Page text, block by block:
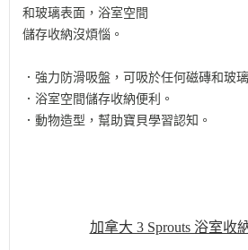
和玻璃表面，浴室空間
儲存收納沒煩惱。
．強力防滑吸盤，可吸於任何磁磚和玻
．浴室空間儲存收納便利。
．動物造型，幫助寶貝學習認知。
加拿大 3 Sprouts 浴室收